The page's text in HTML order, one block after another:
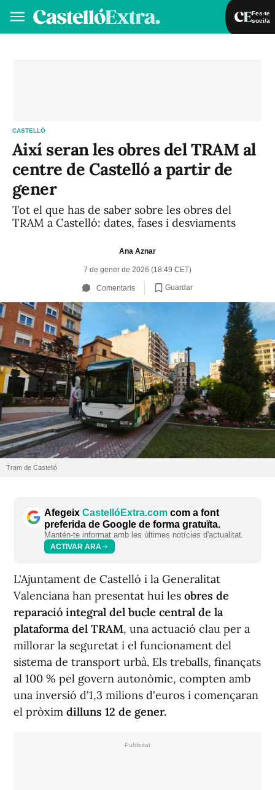
Fes-te
soci/a
CASTELLÓ
Així seran les obres del TRAM al
centre de Castelló a partir de
gener
Tot el que has de saber sobre les obres del
TRAM a Castelló: dates, fases i desviaments
Ana Aznar
7 de gener de 2026 (18:49 CET)
Comentaris Guardar
Tram de Castelló
Afegeix CastellóExtra.com com a font
preferida de Google de forma gratuïta.
Mantén-te informat amb les últimes notícies d'actualitat.
ACTIVAR ARA
L'Ajuntament de Castelló i la Generalitat
Valenciana han presentat hui les obres de
reparació integral del bucle central de la
plataforma del TRAM, una actuació clau per a
millorar la seguretat i el funcionament del
sistema de transport urbà. Els treballs, finançats
al 100 % pel govern autonòmic, compten amb
una inversió d'1,3 milions d'euros i començaran
el pròxim dilluns 12 de gener.